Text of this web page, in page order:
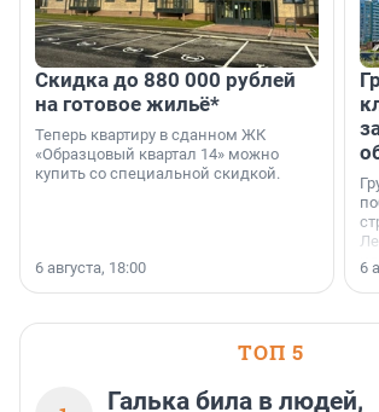
Скидка до 880 000 рублей
на готовое жильё*
Теперь квартиру в сданном ЖК
«Образцовый квартал 14» можно
купить со специальной скидкой.
6 августа, 18:00 6
ТОП 5
Галька била в людей,